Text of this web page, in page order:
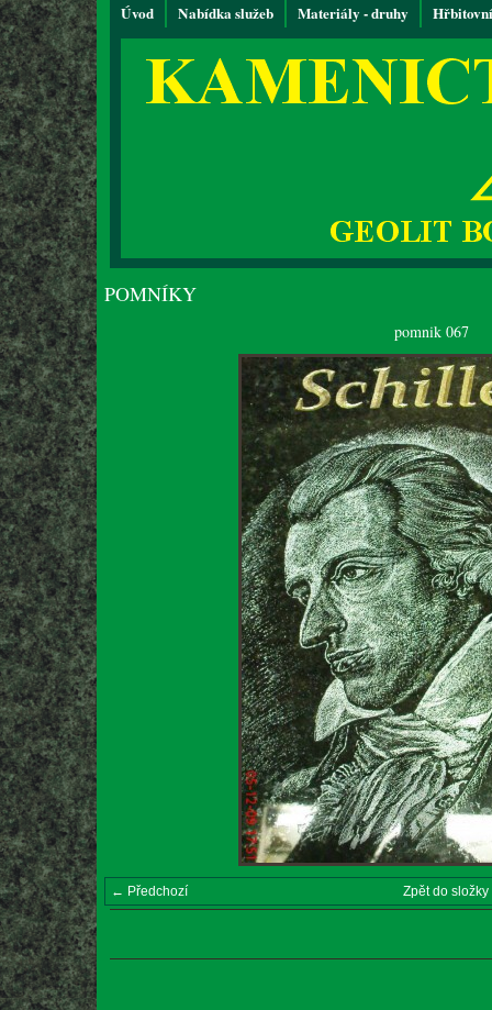
Úvod Nabídka služeb Materiály - druhy
POMNÍKY
pomnik 067
← Předchozí Zpět do složky